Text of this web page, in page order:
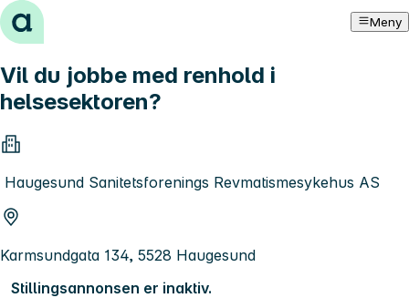
Hopp til innhold Meny
Vil du jobbe med renhold i
helsesektoren?
Haugesund Sanitetsforenings Revmatismesykehus AS
Karmsundgata 134, 5528 Haugesund
Stillingsannonsen er inaktiv.